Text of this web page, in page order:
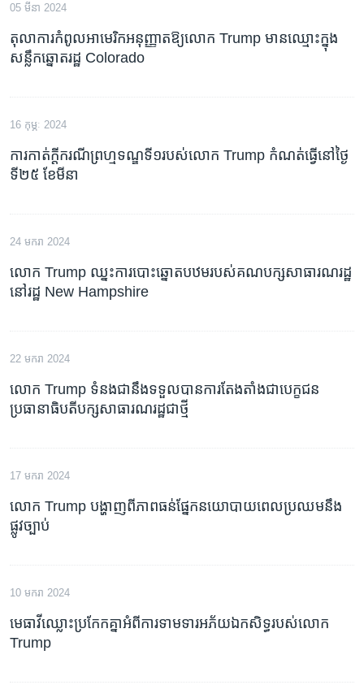
05 មីនា 2024
តុលាការកំពូល​អាមេរិក​អនុញ្ញាត​ឱ្យ​លោក​ Trump មាន​ឈ្មោះ​ក្នុង​
សន្លឹក​ឆ្នោត​​​​​​រដ្ឋ Colorado
16 កុម្ភៈ 2024
ការ​កាត់​ក្តី​ករណី​ព្រហ្មទណ្ឌ​ទី១​របស់​លោក Trump កំណត់​ធ្វើ​នៅ​ថ្ងៃ​
ទី២៥ ខែ​មីនា
24 មករា 2024
លោក Trump ឈ្នះការបោះឆ្នោតបឋមរបស់គណបក្សសាធារណរដ្ឋ
នៅរដ្ឋ New Hampshire
22 មករា 2024
លោក Trump ទំនង​ជា​នឹង​ទទួល​បាន​ការ​តែង​តាំង​ជា​បេក្ខជន​
ប្រធានាធិបតី​បក្ស​សាធារណ​រដ្ឋ​ជា​ថ្មី
17 មករា 2024
លោក Trump បង្ហាញពីភាពធន់ផ្នែកនយោបាយពេលប្រឈមនឹង
ផ្លូវច្បាប់
10 មករា 2024
មេធាវីឈ្លោះប្រកែកគ្នាអំពីការទាមទារអភ័យឯកសិទ្ធរបស់លោក
Trump